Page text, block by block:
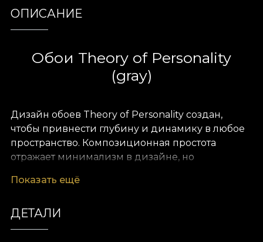
ОПИСАНИЕ
Обои Theory of Personality
(gray)
Дизайн обоев Theory of Personality создан,
чтобы привнести глубину и динамику в любое
пространство. Композиционная простота
отражает минимализм в дизайне, но
Последовательность элементов и
очарование в мелочах в чистом и
выразительном оформлении. Так, независимо
Показать ещё
ДЕТАЛИ